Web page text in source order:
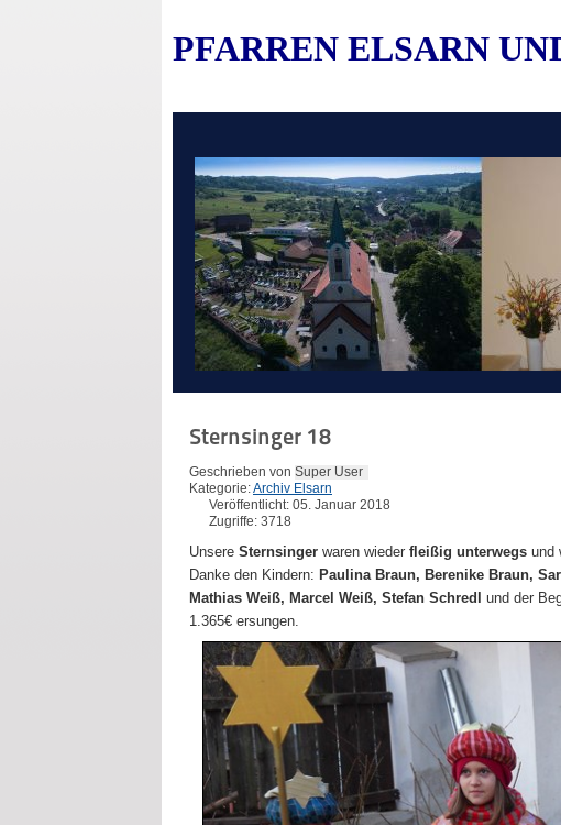
PFARREN ELSARN
Sternsinger 18
Geschrieben von Super User
Kategorie:Archiv Elsarn
Veröffentlicht: 05. Januar 2018
Zugriffe: 3718
Unsere Sternsinger waren wieder fleißig unterwegs und
Danke den Kindern: Paulina Braun, Berenike Braun,
Mathias Weiß, Marcel Weiß, Stefan Schredl und der
1.365€ ersungen.